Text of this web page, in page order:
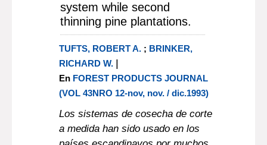
system while second
thinning pine plantations.
TUFTS, ROBERT A.; BRINKER,
RICHARD W. |
En FOREST PRODUCTS JOURNAL
(VOL 43NRO 12-nov, nov. / dic.1993)
Los sistemas de cosecha de corte
a medida han sido usado en los